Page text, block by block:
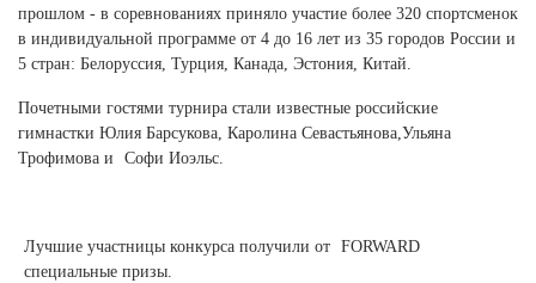
Северная Осетия (2)
Смоленская область (1)
Ставропольский край (5)
Томская область (1)
Тульская область (1)
Тюменская область (3)
Челябинская область (2)
прошлом - в соревнованиях приняло участие более 320 спортсменок
в индивидуальной программе от 4 до 16 лет из 35 городов России и
5 стран: Белоруссия, Турция, Канада, Эстония, Китай.
Почетными гостями турнира стали известные российские
гимнастки Юлия Барсукова, Каролина Севастьянова,Ульяна
Трофимова и
Софи Иоэльс.
Лучшие участницы конкурса получили от FORWARD
специальные призы.